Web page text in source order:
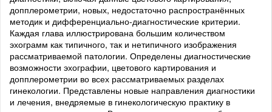
допплерометрии, новых, недостаточно распространённых
методик и дифференциально-диагностические критерии.
Каждая глава иллюстрирована большим количеством
эхограмм как типичного, так и нетипичного изображения
рассматриваемой патологии. Определены диагностические
возможности эхографии, цветового картирования и
допплерометрии во всех рассматриваемых разделах
гинекологии. Представлены новые направления диагностики
и лечения, внедряемые в гинекологическую практику в